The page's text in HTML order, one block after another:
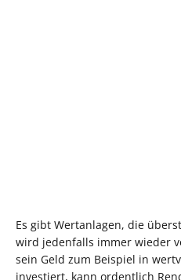
Es gibt Wertanlagen, die
wird jedenfalls immer wieder
sein Geld zum Beispiel in
investiert, kann ordentlich